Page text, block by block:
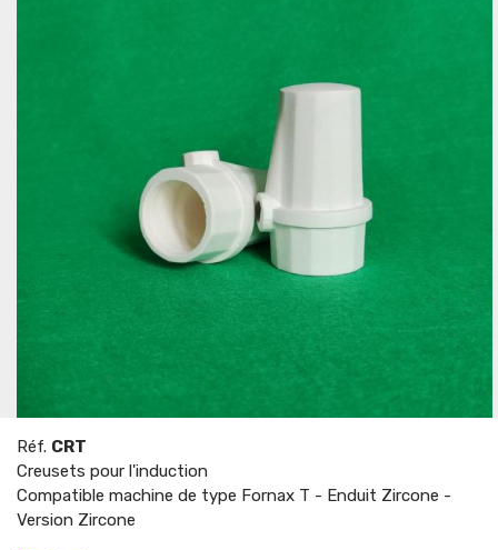
Réf. CRT
Creusets pour l'induction
Compatible machine de type Fornax T - Enduit Zircone -
Version Zircone